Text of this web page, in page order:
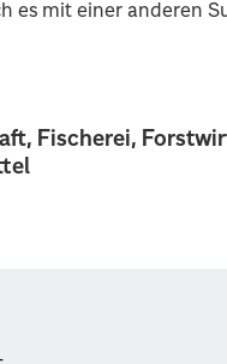
Fischerei,
es mit einer anderen